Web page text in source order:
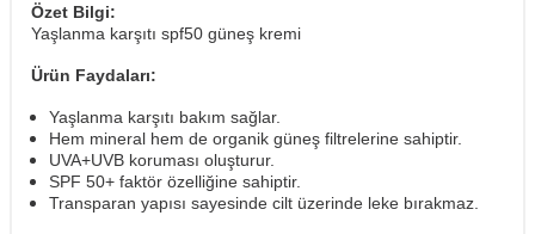
Özet Bilgi:
Yaşlanma karşıtı spf50 güneş kremi
Ürün Faydaları:
Yaşlanma karşıtı bakım sağlar.
Hem mineral hem de organik güneş filtrelerine sahiptir.
UVA+UVB koruması oluşturur.
SPF 50+ faktör özelliğine sahiptir.
Transparan yapısı sayesinde cilt üzerinde leke bırakmaz.